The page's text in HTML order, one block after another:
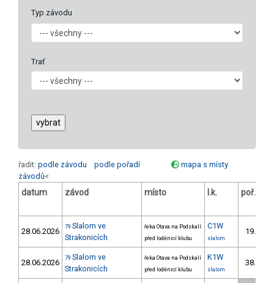
Typ závodu
Trať
řadit: podle závodu podle pořadí
mapa s místy
závodů<
datum závod místo l.k. poř.
28.06.2026 79 Slalom ve
Strakonicích
řeka Otava na Podskalí
před loděnicí klubu
C1W
slalom
19.
28.06.2026 79 Slalom ve
Strakonicích
řeka Otava na Podskalí
před loděnicí klubu
K1W
slalom
38.